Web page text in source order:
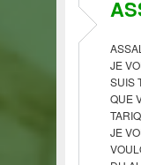
JE
SUIS
QUE
JE